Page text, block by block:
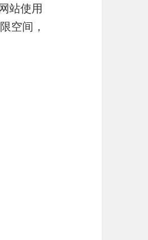
站使用
空间，